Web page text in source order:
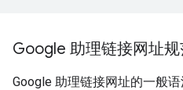
Google 助理链接网址
Google 助理链接网址的一般语